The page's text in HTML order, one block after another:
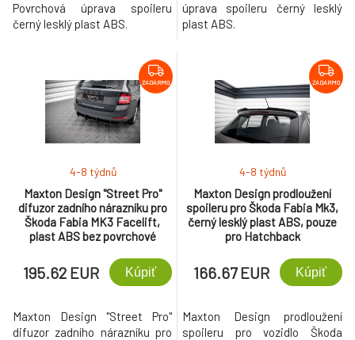
Povrchová úprava spoileru
černý lesklý plast ABS.
úprava spoileru černý lesklý
plast ABS.
ZADARMO
Maxton Design "Street Pro"
difuzor zadního nárazníku pro
Škoda Fabia MK3 Facelift,
plast ABS bez povrchové
4-8 týdnů
195.62 EUR Kúpiť
Maxton Design "Street Pro"
difuzor zadního nárazníku pro
ZADARMO
Maxton Design prodloužení
spoileru pro Škoda Fabia Mk3,
černý lesklý plast ABS, pouze
pro Hatchback
4-8 týdnů
166.67 EUR Kúpiť
Maxton Design prodloužení
spoileru pro vozidlo Škoda